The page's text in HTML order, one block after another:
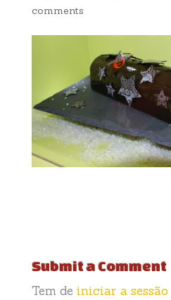
comments
Submit a Comment
Tem de iniciar a sessão